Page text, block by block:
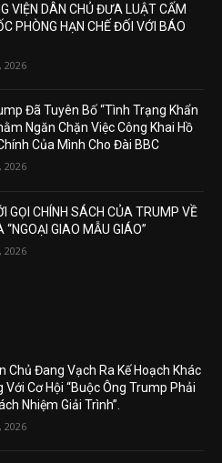
VIỆN DÂN CHỦ ĐƯA LUẬT CẤM
PHÒNG HẠN CHẾ ĐỐI VỚI BÁO
2026
Đã Tuyên Bố “Tình Trạng Khẩn
Ngăn Chặn Việc Công Khai Hồ
Của Mình Cho Đài BBC
2026
GỌI CHÍNH SÁCH CỦA TRUMP VỀ
“NGOẠI GIAO MẪU GIÁO”
2026
Chủ Đang Vạch Ra Kế Hoạch Khác
Với Cơ Hội “Buộc Ông Trump Phải
Nhiệm Giải Trình”.
2026